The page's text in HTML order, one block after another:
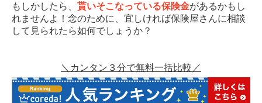
もしかしたら、 貰いそこなっている保険金があるかもし
れませんよ！念のために、宜しければ保険屋さんに相談
して見られたら如何でしょうか？
＼カンタン３分で無料一括比較／